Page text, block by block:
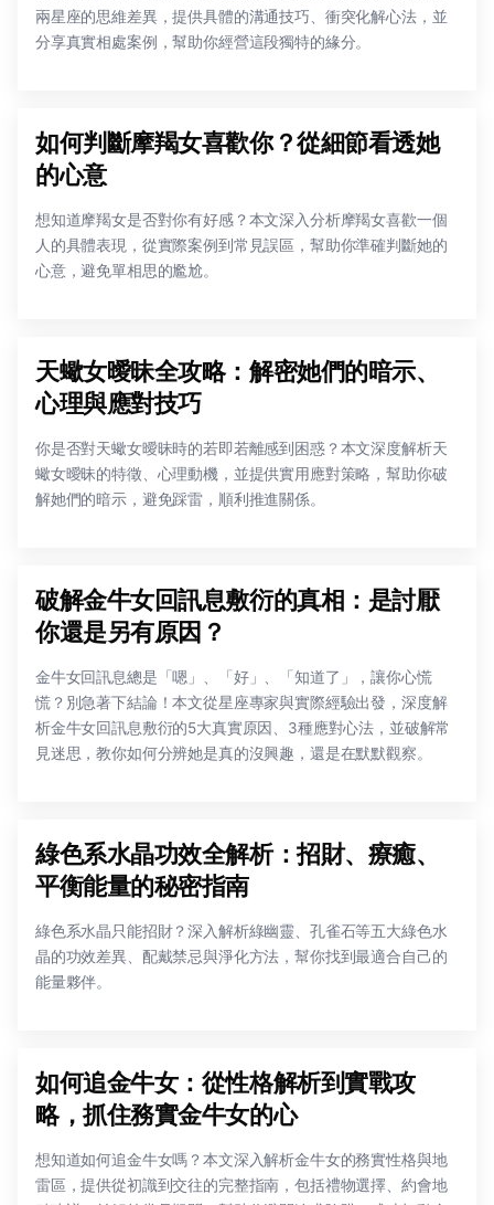
兩星座的思維差異，提供具體的溝通技巧、衝突化解心法，並
分享真實相處案例，幫助你經營這段獨特的緣分。
如何判斷摩羯女喜歡你？從細節看透她
的心意
想知道摩羯女是否對你有好感？本文深入分析摩羯女喜歡一個
人的具體表現，從實際案例到常見誤區，幫助你準確判斷她的
心意，避免單相思的尷尬。
天蠍女曖昧全攻略：解密她們的暗示、
心理與應對技巧
你是否對天蠍女曖昧時的若即若離感到困惑？本文深度解析天
蠍女曖昧的特徵、心理動機，並提供實用應對策略，幫助你破
解她們的暗示，避免踩雷，順利推進關係。
破解金牛女回訊息敷衍的真相：是討厭
你還是另有原因？
金牛女回訊息總是「嗯」、「好」、「知道了」，讓你心慌
慌？別急著下結論！本文從星座專家與實際經驗出發，深度解
析金牛女回訊息敷衍的5大真實原因、3種應對心法，並破解常
見迷思，教你如何分辨她是真的沒興趣，還是在默默觀察。
綠色系水晶功效全解析：招財、療癒、
平衡能量的秘密指南
綠色系水晶只能招財？深入解析綠幽靈、孔雀石等五大綠色水
晶的功效差異、配戴禁忌與淨化方法，幫你找到最適合自己的
能量夥伴。
如何追金牛女：從性格解析到實戰攻
略，抓住務實金牛女的心
想知道如何追金牛女嗎？本文深入解析金牛女的務實性格與地
雷區，提供從初識到交往的完整指南，包括禮物選擇、約會地